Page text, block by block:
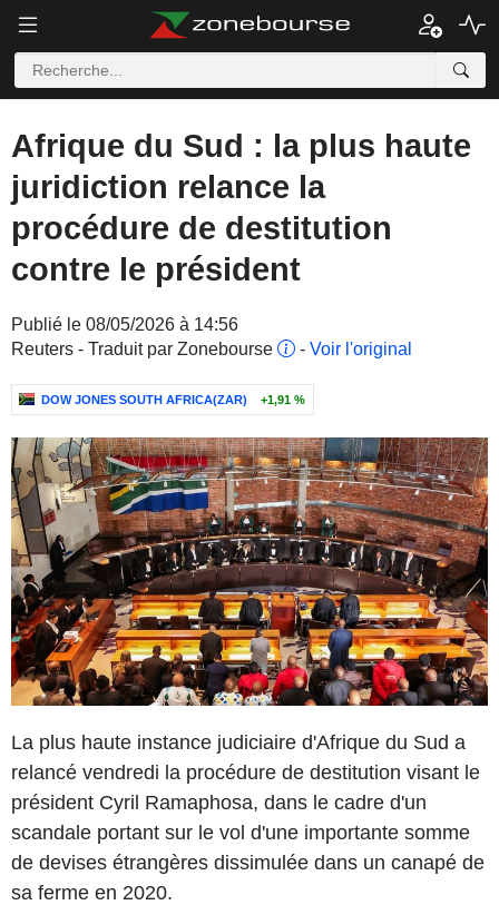
Afrique du Sud : la plus haute
juridiction relance la
procédure de destitution
contre le président
Publié le 08/05/2026 à 14:56
Reuters - Traduit par Zonebourse
- Voir l'original
DOW JONES SOUTH AFRICA(ZAR) +1,91 %
La plus haute instance judiciaire d'Afrique du Sud a
relancé vendredi la procédure de destitution visant le
président Cyril Ramaphosa, dans le cadre d'un
scandale portant sur le vol d'une importante somme
de devises étrangères dissimulée dans un canapé de
sa ferme en 2020.